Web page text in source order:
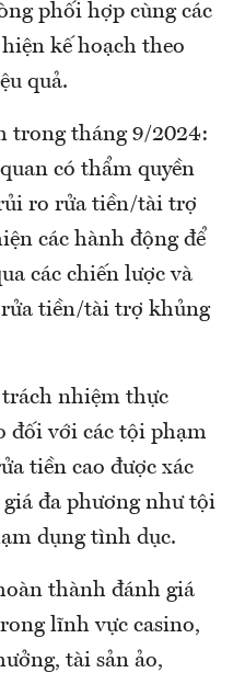
phối hợp cùng các
kế hoạch theo
quả.
trong tháng 9/2024:
có thẩm quyền
ro rửa tiền/tài trợ
các hành động để
các chiến lược và
tiền/tài trợ khủng
trách nhiệm thực
đối với các tội phạm
tiền cao được xác
đa phương như tội
dụng tình dục.
thành đánh giá
lĩnh vực casino,
tài sản ảo,